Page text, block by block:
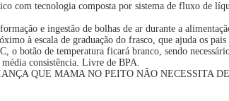
com tecnologia composta por sistema de fluxo de
e ingestão de bolhas de ar durante a
à escala de graduação do frasco, que ajuda os
o botão de temperatura ficará branco, sendo
consistência. Livre de BPA.
QUE MAMA NO PEITO NÃO NECESSITA